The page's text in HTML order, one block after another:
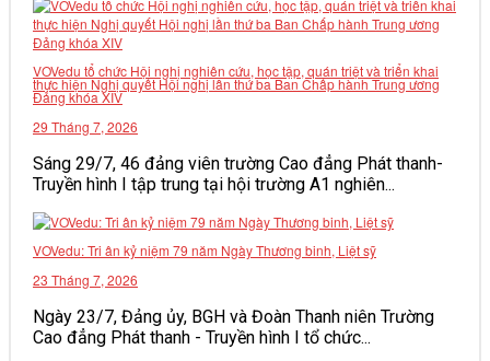
NGHIÊN CỨU KHOA HỌC
VĂN BẢN
THƯ VIỆN
VOVedu tổ chức Hội nghị nghiên cứu, học tập, quán triệt và triển khai
thực hiện Nghị quyết Hội nghị lần thứ ba Ban Chấp hành Trung ương
Đảng khóa XIV
29 Tháng 7, 2026
Sáng 29/7, 46 đảng viên trường Cao đẳng Phát thanh-
Truyền hình I tập trung tại hội trường A1 nghiên...
VOVedu: Tri ân kỷ niệm 79 năm Ngày Thương binh, Liệt sỹ
23 Tháng 7, 2026
Ngày 23/7, Đảng ủy, BGH và Đoàn Thanh niên Trường
Cao đẳng Phát thanh - Truyền hình I tổ chức...